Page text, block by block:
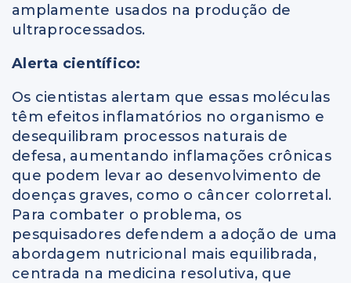
amplamente usados na produção de
ultraprocessados.
Alerta científico:
Os cientistas alertam que essas moléculas
têm efeitos inflamatórios no organismo e
desequilibram processos naturais de
defesa, aumentando inflamações crônicas
que podem levar ao desenvolvimento de
doenças graves, como o câncer colorretal.
Para combater o problema, os
pesquisadores defendem a adoção de uma
abordagem nutricional mais equilibrada,
centrada na medicina resolutiva, que